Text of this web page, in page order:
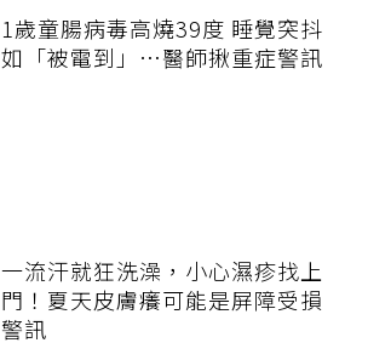
1歲童腸病毒高燒39度 睡覺突抖
如「被電到」…醫師揪重症警訊
一流汗就狂洗澡，小心濕疹找上
門！夏天皮膚癢可能是屏障受損
警訊